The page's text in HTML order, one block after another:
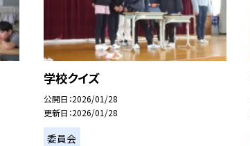
学校クイズ
公開日 2026/01/28
更新日 2026/01/28
委員会